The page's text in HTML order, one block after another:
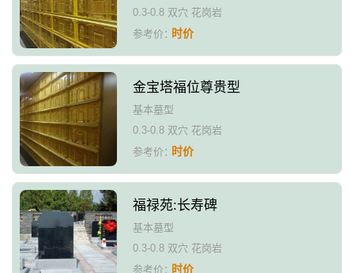
0.3-0.8 双穴 花岗岩
参考价：时价
金宝塔福位尊贵型
基本墓型
0.3-0.8 双穴 花岗岩
参考价：时价
福禄苑:长寿碑
基本墓型
0.3-0.8 双穴 花岗岩
参考价：时价